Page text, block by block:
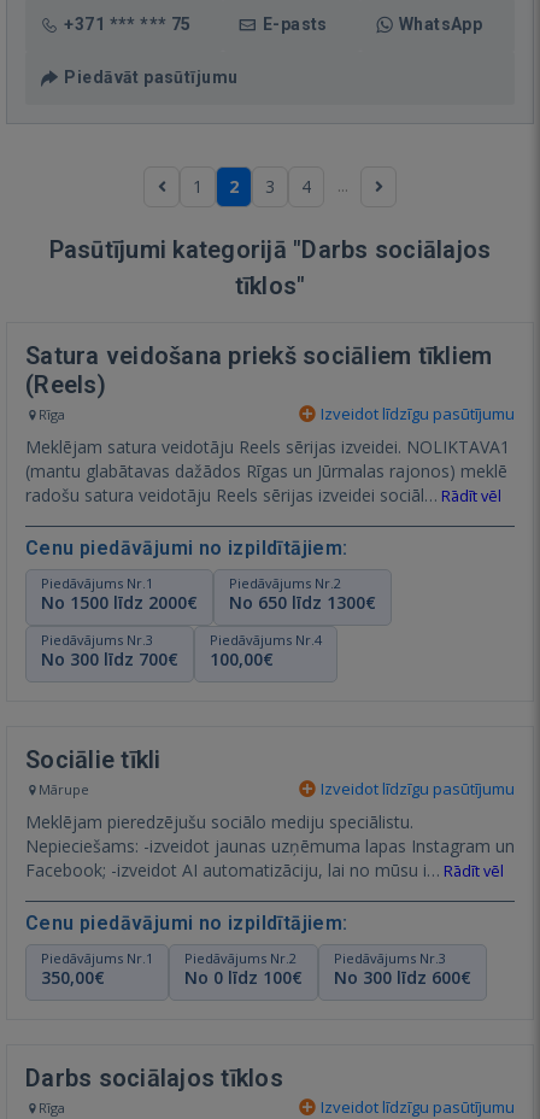
+371 *** *** 75 E-pasts WhatsApp
Piedāvāt pasūtījumu
1 2 3 4 ...
Pasūtījumi kategorijā "Darbs sociālajos
tīklos"
Satura veidošana priekš sociāliem tīkliem
(Reels)
Rīga Izveidot līdzīgu pasūtījumu
Meklējam satura veidotāju Reels sērijas izveidei. NOLIKTAVA1
(mantu glabātavas dažādos Rīgas un Jūrmalas rajonos) meklē
radošu satura veidotāju Reels sērijas izveidei sociāl… Rādīt vēl
Cenu piedāvājumi no izpildītājiem:
Piedāvājums Nr.1
No 1500 līdz 2000€
Piedāvājums Nr.2
No 650 līdz 1300€
Piedāvājums Nr.3
No 300 līdz 700€
Piedāvājums Nr.4
100,00€
Sociālie tīkli
Mārupe Izveidot līdzīgu pasūtījumu
Meklējam pieredzējušu sociālo mediju speciālistu.
Nepieciešams: -izveidot jaunas uzņēmuma lapas Instagram un
Facebook; -izveidot AI automatizāciju, lai no mūsu i… Rādīt vēl
Cenu piedāvājumi no izpildītājiem:
Piedāvājums Nr.1
350,00€
Piedāvājums Nr.2
No 0 līdz 100€
Piedāvājums Nr.3
No 300 līdz 600€
Darbs sociālajos tīklos
Rīga Izveidot līdzīgu pasūtījumu